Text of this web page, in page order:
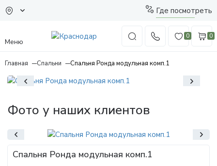
Где посмотреть
Меню
0 0
Главная Спальни Спальня Ронда модульная комп.1
Спальня Ронда модульная комп.1
Фото у наших клиентов